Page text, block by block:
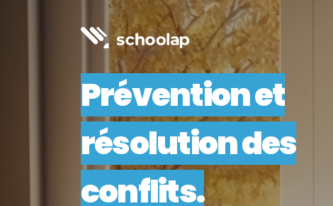
Prévention et
résolution des
conflits.